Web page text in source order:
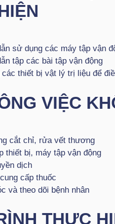
sử dụng các máy tập vận
tập các bài tập vận động
các thiết bị vật lý trị liệu để
VIỆC
cắt chỉ, rửa vết thương
thiết bị, máy tập vận động
dịch
cấp thuốc
và theo dõi bệnh nhân
THỰC